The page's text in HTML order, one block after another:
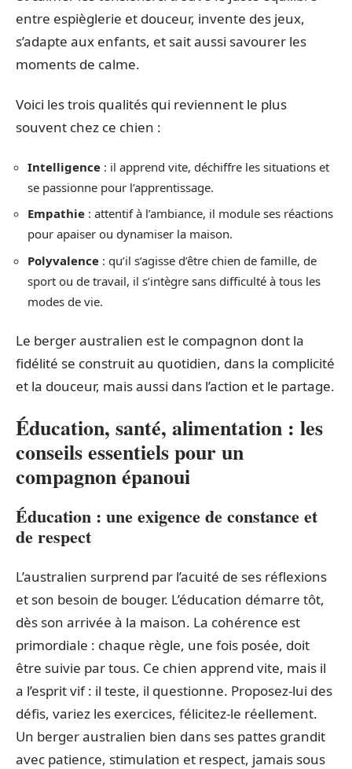
entre espièglerie et douceur, invente des jeux,
s’adapte aux enfants, et sait aussi savourer les
moments de calme.
Voici les trois qualités qui reviennent le plus
souvent chez ce chien :
Intelligence : il apprend vite, déchiffre les situations et
se passionne pour l’apprentissage.
Empathie : attentif à l’ambiance, il module ses réactions
pour apaiser ou dynamiser la maison.
Polyvalence : qu’il s’agisse d’être chien de famille, de
sport ou de travail, il s’intègre sans difficulté à tous les
modes de vie.
Le berger australien est le compagnon dont la
fidélité se construit au quotidien, dans la complicité
et la douceur, mais aussi dans l’action et le partage.
Éducation, santé, alimentation : les
conseils essentiels pour un
compagnon épanoui
Éducation : une exigence de constance et
de respect
L’australien surprend par l’acuité de ses réflexions
et son besoin de bouger. L’éducation démarre tôt,
dès son arrivée à la maison. La cohérence est
primordiale : chaque règle, une fois posée, doit
être suivie par tous. Ce chien apprend vite, mais il
a l’esprit vif : il teste, il questionne. Proposez-lui des
défis, variez les exercices, félicitez-le réellement.
Un berger australien bien dans ses pattes grandit
avec patience, stimulation et respect, jamais sous